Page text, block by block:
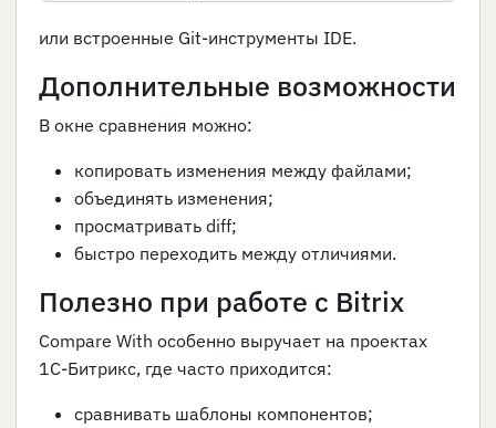
или встроенные Git-инструменты IDE.
Дополнительные возможности
В окне сравнения можно:
копировать изменения между файлами;
объединять изменения;
просматривать diff;
быстро переходить между отличиями.
Полезно при работе с Bitrix
Compare With особенно выручает на проектах
1С-Битрикс, где часто приходится:
сравнивать шаблоны компонентов;